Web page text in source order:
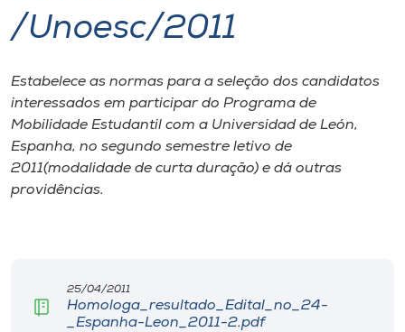
I.nova
Diplomados
Cultura
CPA
Editora
/Unoesc/2011
Estabelece as normas para a seleção dos candidatos
interessados em participar do Programa de
Mobilidade Estudantil com a Universidad de León,
Espanha, no segundo semestre letivo de
2011(modalidade de curta duração) e dá outras
providências.
25/04/2011
Homologa_resultado_Edital_no_24-
_Espanha-Leon_2011-2.pdf